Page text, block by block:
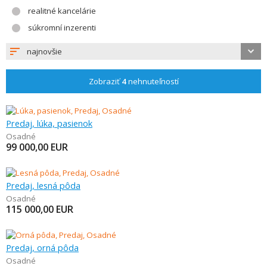
realitné kancelárie
súkromní inzerenti
najnovšie
Zobraziť4nehnuteľností
Predaj, lúka, pasienok
Osadné
99 000,00 EUR
Predaj, lesná pôda
Osadné
115 000,00 EUR
Predaj, orná pôda
Osadné